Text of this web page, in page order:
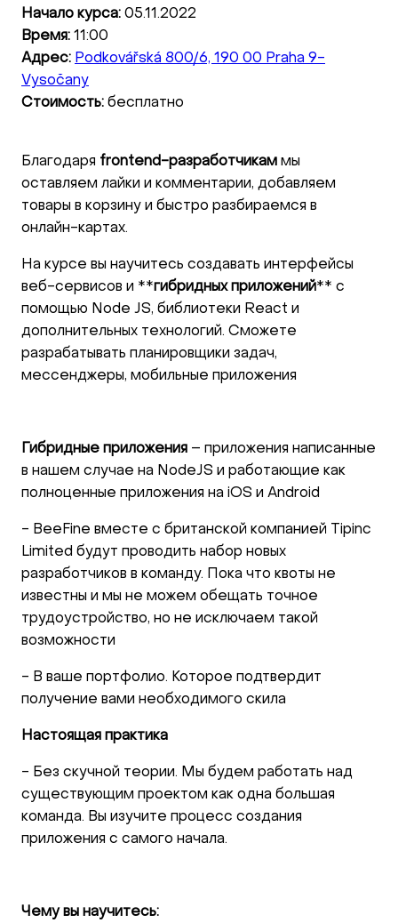
Начало курса: 05.11.2022
Время: 11:00
Адрес: Podkovářská 800/6, 190 00 Praha 9-
Vysočany
Стоимость: бесплатно
Благодаря frontend-разработчикам мы
оставляем лайки и комментарии, добавляем
товары в корзину и быстро разбираемся в
онлайн-картах.
На курсе вы научитесь создавать интерфейсы
веб-сервисов и **гибридных приложений** с
помощью Node JS, библиотеки React и
дополнительных технологий. Сможете
разрабатывать планировщики задач,
мессенджеры, мобильные приложения
Гибридные приложения – приложения написанные
в нашем случае на NodeJS и работающие как
полноценные приложения на iOS и Android
- BeeFine вместе с британской компанией Tipinc
Limited будут проводить набор новых
разработчиков в команду. Пока что квоты не
известны и мы не можем обещать точное
трудоустройство, но не исключаем такой
возможности
- В ваше портфолио. Которое подтвердит
получение вами необходимого скила
Настоящая практика
- Без скучной теории. Мы будем работать над
существующим проектом как одна большая
команда. Вы изучите процесс создания
приложения с самого начала.
Чему вы научитесь: